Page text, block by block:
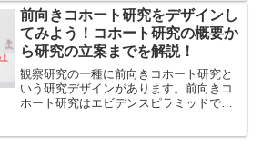
測因子探索は研究として数多く行われて
いますが、その中には誤用...
前向きコホート研究をデザインし
てみよう！コホート研究の概要か
ら研究の立案までを解説！
観察研究の一種に前向きコホート研究と
いう研究デザインがあります。前向きコ
ホート研究はエビデンスピラミッドで